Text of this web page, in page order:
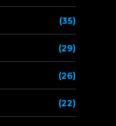
(35)
(29)
(26)
(22)